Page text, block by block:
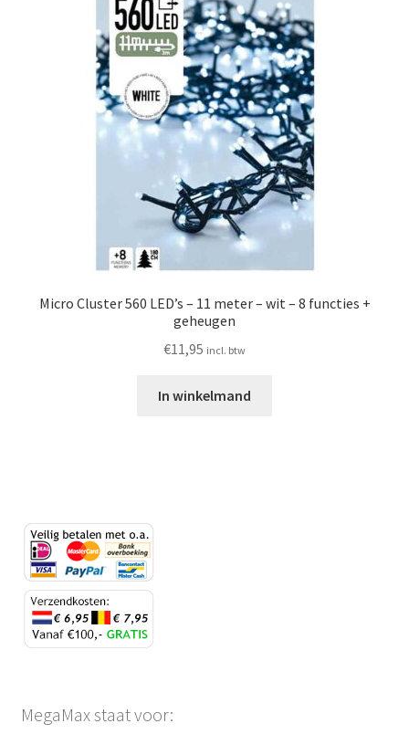
Micro Cluster 560 LED’s – 11 meter – wit – 8 functies +
geheugen
€11,95 incl. btw
In winkelmand
MegaMax staat voor: